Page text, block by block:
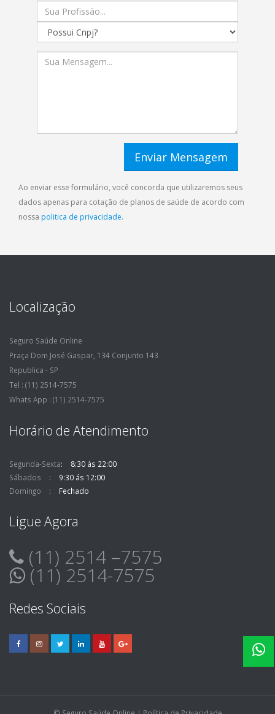
Ao enviar esse formulário, você concorda que utilizaremos seus
dados apenas para cotação de planos de saúde de acordo com
nossa politica de privacidade.
Localização
Seguro Saúde Online
Praça Dom José Gaspar, 134 Conjunto 143
Republica - SP
Tel : (11) 2514-7575
Whats App : (11) 2514-7575
Horário de Atendimento
Segunda-Sexta
8:30 ás 22:00
Sábados
9:30 ás 12:00
Domingo
Fechado
Ligue Agora
(11) 2514 –7575
(11) 2514-7575
Redes Sociais